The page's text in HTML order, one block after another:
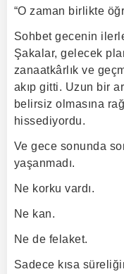
“O zaman birlikte
Sohbet gecenin
Şakalar, gelecek
zanaatkârlık ve
akıp gitti. Uzun bir
belirsiz olmasına
hissediyordu.
Ve gece sonunda
yaşanmadı.
Ne korku vardı.
Ne kan.
Ne de felaket.
Sadece kısa